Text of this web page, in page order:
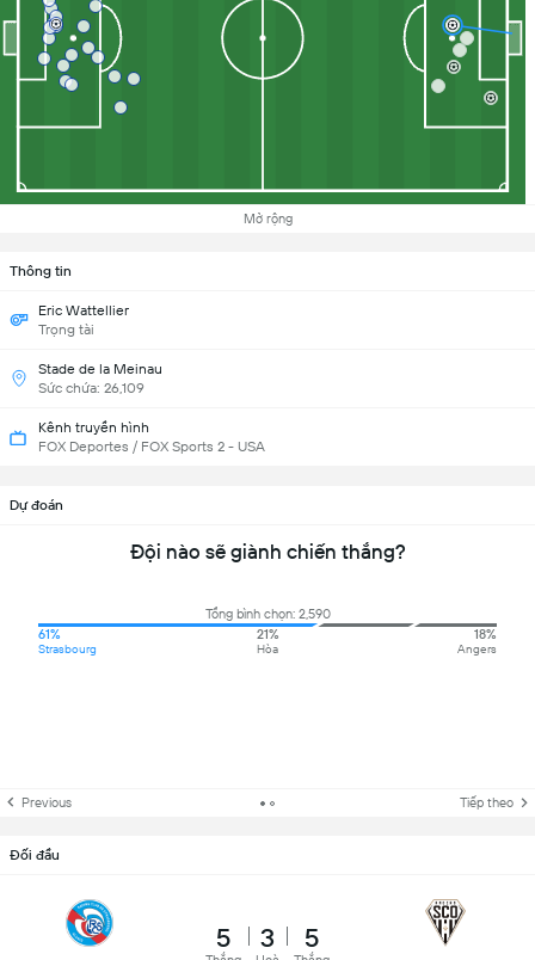
Mở rộng
Thông tin
Eric Wattellier
Trọng tài
Stade de la Meinau
Sức chứa: 26,109
Kênh truyền hình
FOX Deportes / FOX Sports 2 - USA
Dự đoán
Đội nào sẽ giành chiến thắng?
Tổng bình chọn: 2,590
61%
Strasbourg
21%
Hòa
18%
Angers
Previous Tiếp theo
Đối đầu
5 3 5